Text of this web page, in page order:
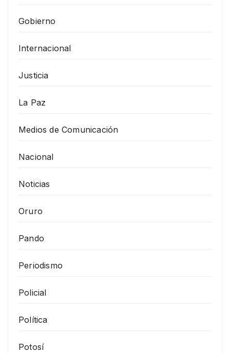
Gobierno
Internacional
Justicia
La Paz
Medios de Comunicación
Nacional
Noticias
Oruro
Pando
Periodismo
Policial
Política
Potosí